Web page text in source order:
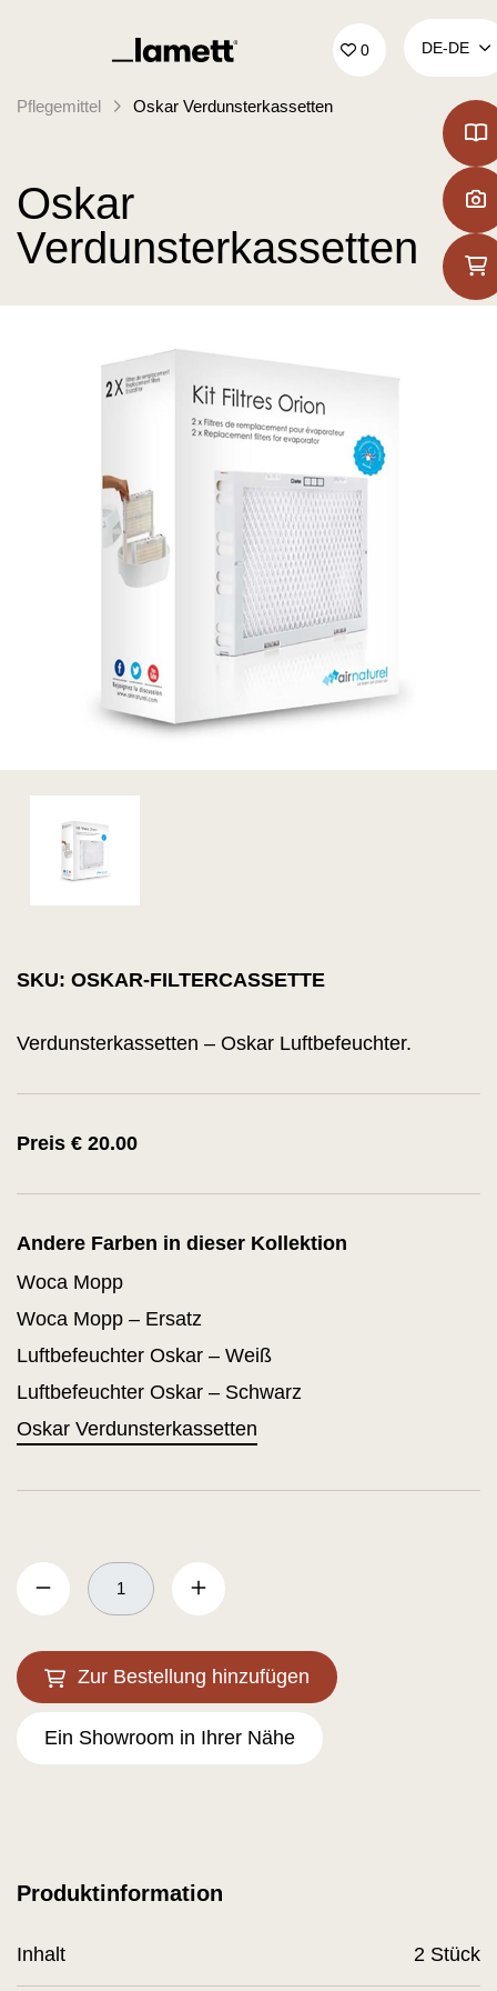
Zurück zur Startseite 0 DE‑DE
Pflegemittel Oskar Verdunsterkassetten
Oskar
Verdunsterkassetten
SKU: OSKAR-FILTERCASSETTE
Verdunsterkassetten – Oskar Luftbefeuchter.
Preis € 20.00
Andere Farben in dieser Kollektion
Woca Mopp
Woca Mopp – Ersatz
Luftbefeuchter Oskar – Weiß
Luftbefeuchter Oskar – Schwarz
Oskar Verdunsterkassetten
Zur Bestellung hinzufügen
Ein Showroom in Ihrer Nähe
Produktinformation
Inhalt 2 Stück